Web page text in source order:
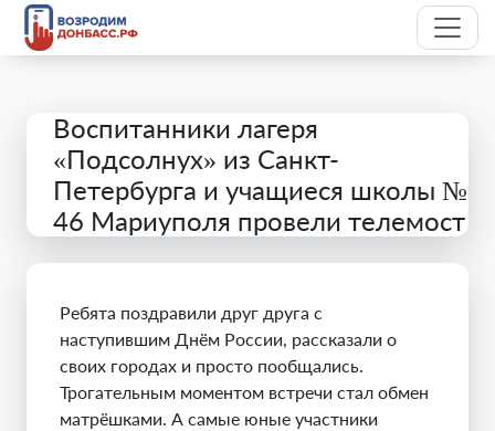
Воспитанники лагеря
«Подсолнух» из Санкт-
Петербурга и учащиеся школы №
46 Мариуполя провели телемост
Ребята поздравили друг друга с
наступившим Днём России, рассказали о
своих городах и просто пообщались.
Трогательным моментом встречи стал обмен
матрёшками. А самые юные участники